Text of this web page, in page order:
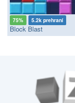
75% 5.2k prehraní
Block Blast